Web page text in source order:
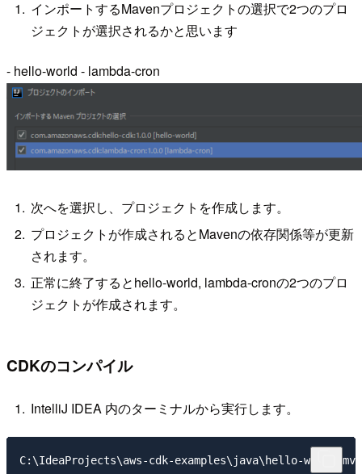
インポートするMavenプロジェクトの選択で2つのプロ
ジェクトが選択されるかと思います
- hello-world - lambda-cron
次へを選択し、プロジェクトを作成します。
プロジェクトが作成されるとMavenの依存関係等が更新
されます。
正常に終了するとhello-world, lambda-cronの2つのプロ
ジェクトが作成されます。
CDKのコンパイル
IntelliJ IDEA 内のターミナルから実行します。
C:\IdeaProjects\aws-cdk-examples\java\hello-